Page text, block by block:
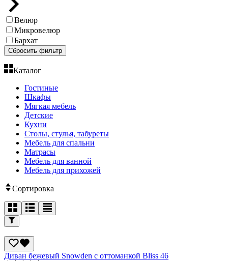
Велюр
Микровелюр
Бархат
Сбросить фильтр
Каталог
Гостиные
Шкафы
Мягкая мебель
Детские
Кухни
Столы, стулья, табуреты
Мебель для спальни
Матрасы
Мебель для ванной
Мебель для прихожей
Сортировка
Диван бежевый Snowden с оттоманкой Bliss 46